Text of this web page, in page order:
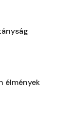
élmények